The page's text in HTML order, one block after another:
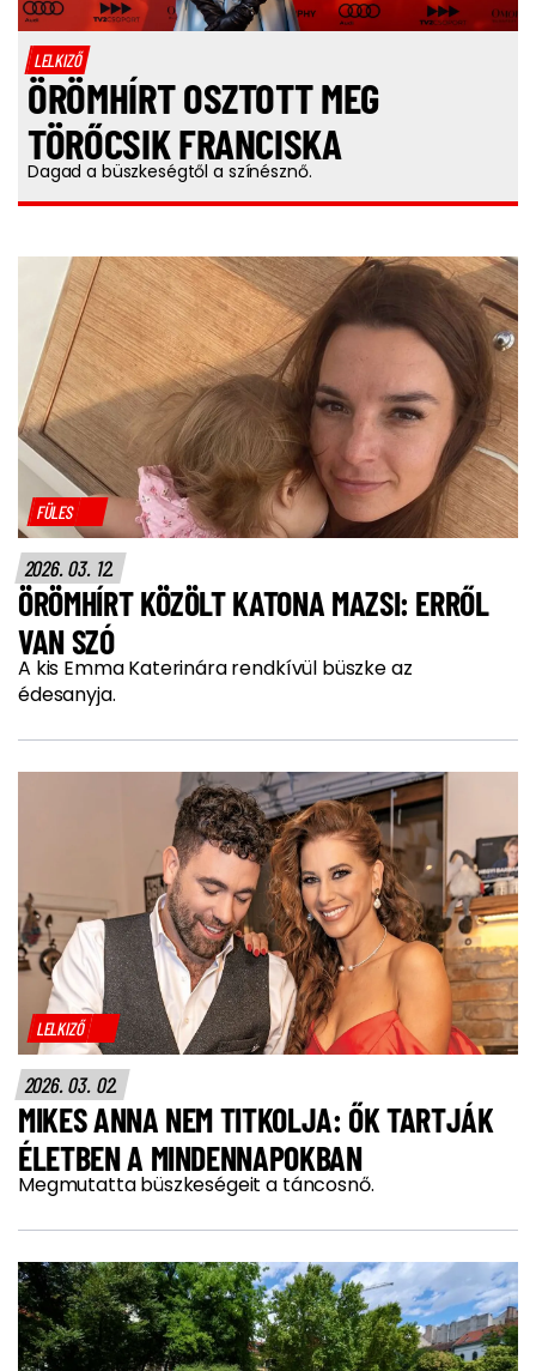
LELKIZŐ
ÖRÖMHÍRT OSZTOTT MEG
TÖRŐCSIK FRANCISKA
Dagad a büszkeségtől a színésznő.
FÜLES
2026. 03. 12.
ÖRÖMHÍRT KÖZÖLT KATONA MAZSI: ERRŐL
VAN SZÓ
A kis Emma Katerinára rendkívül büszke az
édesanyja.
LELKIZŐ
2026. 03. 02.
MIKES ANNA NEM TITKOLJA: ŐK TARTJÁK
ÉLETBEN A MINDENNAPOKBAN
Megmutatta büszkeségeit a táncosnő.